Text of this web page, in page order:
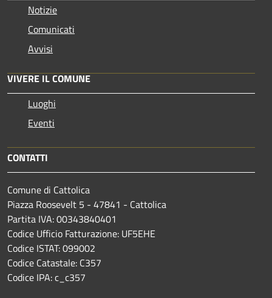
Notizie
Comunicati
Avvisi
VIVERE IL COMUNE
Luoghi
Eventi
CONTATTI
Comune di Cattolica
Piazza Roosevelt 5 - 47841 - Cattolica
Partita IVA: 00343840401
Codice Ufficio Fatturazione: UF5EHE
Codice ISTAT: 099002
Codice Catastale: C357
Codice IPA: c_c357